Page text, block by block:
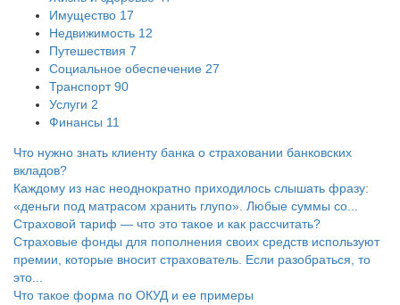
Имущество 17
Недвижимость 12
Путешествия 7
Социальное обеспечение 27
Транспорт90
Услуги 2
Финансы 11
Что нужно знать клиенту банка о страховании банковских
вкладов?
Каждому из нас неоднократно приходилось слышать фразу:
«деньги под матрасом хранить глупо». Любые суммы со...
Страховой тариф — что это такое и как рассчитать?
Страховые фонды для пополнения своих средств используют
премии, которые вносит страхователь. Если разобраться, то
это...
Что такое форма по ОКУД и ее примеры